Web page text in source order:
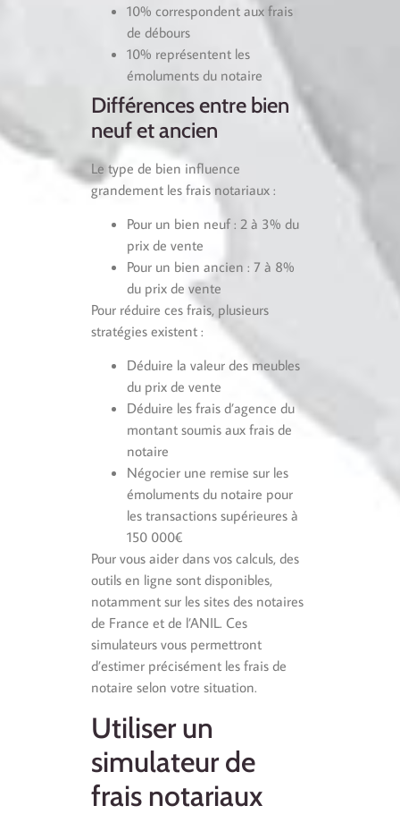
10% correspondent aux frais
de débours
10% représentent les
émoluments du notaire
Différences entre bien
neuf et ancien
Le type de bien influence
grandement les frais notariaux :
Pour un bien neuf : 2 à 3% du
prix de vente
Pour un bien ancien : 7 à 8%
du prix de vente
Pour réduire ces frais, plusieurs
stratégies existent :
Déduire la valeur des meubles
du prix de vente
Déduire les frais d’agence du
montant soumis aux frais de
notaire
Négocier une remise sur les
émoluments du notaire pour
les transactions supérieures à
150 000€
Pour vous aider dans vos calculs, des
outils en ligne sont disponibles,
notamment sur les sites des notaires
de France et de l’ANIL. Ces
simulateurs vous permettront
d’estimer précisément les frais de
notaire selon votre situation.
Utiliser un
simulateur de
frais notariaux